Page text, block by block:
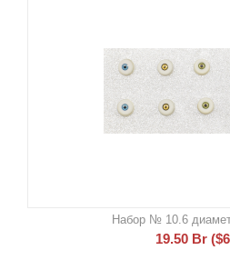
Набор № 10.6
19.50 Br ($